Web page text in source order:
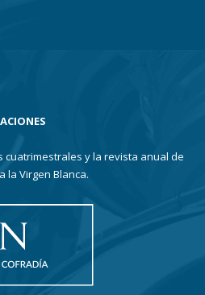
cuatrimestrales y la revista anual de
la Virgen Blanca.